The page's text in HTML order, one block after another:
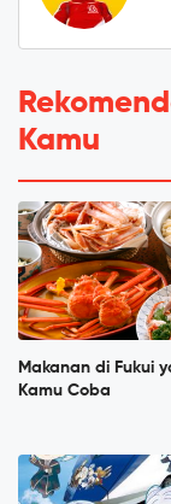
Kamu
Makanan di Fukui
Kamu Coba